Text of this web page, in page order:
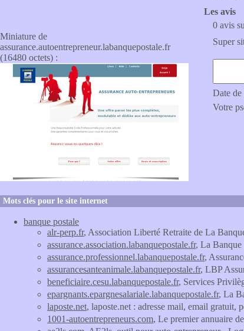
Miniature de
assurance.autoentrepreneur.labanquepostale.fr
(16480 octets) :
Les avis
0 avis
Super
Date de
Votre
Mots clés pour le site internet
banque postale
alr-perp.fr, Association Liberté Retraite de La
assurance.association.labanquepostale.fr, La Banque
assurance.professionnel.labanquepostale.fr,
assurancesanteanimale.labanquepostale.fr, LBP
beneficiaire.cesu.labanquepostale.fr, Services
epargnants.epargnesalariale.labanquepostale.fr, La
laposte.net, laposte.net : adresse mail, email gratuit,
1001-autoentrepreneurs.com, Le premier annuaire